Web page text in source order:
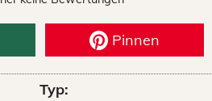
Pinnen
Typ: